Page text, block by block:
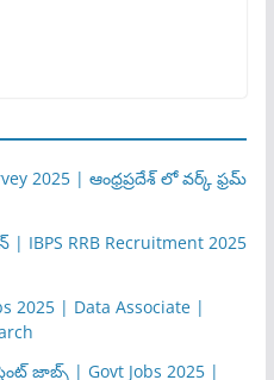
2025 | ఆంధ్రప్రదేశ్ లో వర్క్ ఫ్రమ్
RRB Recruitment 2025
2025 | Data Associate |
జాబ్స్ | Govt Jobs 2025 |